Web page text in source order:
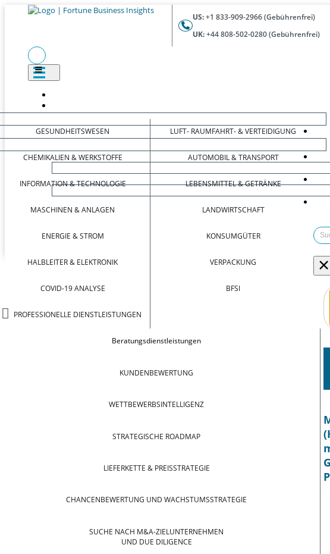
US:+1 833-909-2966 (Gebührenfrei)
UK:+44 808-502-0280 (Gebührenfrei)
GESUNDHEITSWESEN
CHEMIKALIEN & WERKSTOFFE
INFORMATION & TECHNOLOGIE
MASCHINEN & ANLAGEN
ENERGIE & STROM
HALBLEITER & ELEKTRONIK
COVID-19 ANALYSE
PROFESSIONELLE DIENSTLEISTUNGEN
LUFT- RAUMFAHRT- & VERTEIDIGUNG
AUTOMOBIL & TRANSPORT
LEBENSMITTEL & GETRÄNKE
LANDWIRTSCHAFT
KONSUMGÜTER
VERPACKUNG
BFSI
Beratungsdienstleistungen
KUNDENBEWERTUNG
WETTBEWERBSINTELLIGENZ
STRATEGISCHE ROADMAP
LIEFERKETTE & PREISSTRATEGIE
CHANCENBEWERTUNG UND WACHSTUMSSTRATEGIE
SUCHE NACH M&A-ZIELUNTERNEHMEN
UND DUE DILIGENCE
×